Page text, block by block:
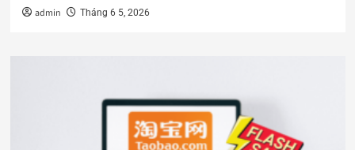
admin Tháng 6 5, 2026